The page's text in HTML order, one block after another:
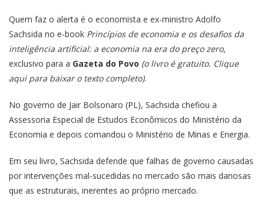
Quem faz o alerta é o economista e ex-ministro Adolfo
Sachsida no e-book Princípios de economia e os desafios da
inteligência artificial: a economia na era do preço zero,
exclusivo para a Gazeta do Povo (o livro é gratuito. Clique
aqui para baixaro texto completo).
No governo de Jair Bolsonaro (PL), Sachsida chefiou a
Assessoria Especial de Estudos Econômicos do Ministério da
Economia e depois comandou o Ministério de Minas e Energia.
Em seu livro, Sachsida defende que falhas de governo causadas
por intervenções mal-sucedidas no mercado são mais danosas
que as estruturais, inerentes ao próprio mercado.